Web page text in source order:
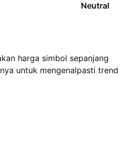
Neutral
harga simbol sepanjang
untuk mengenalpasti trend